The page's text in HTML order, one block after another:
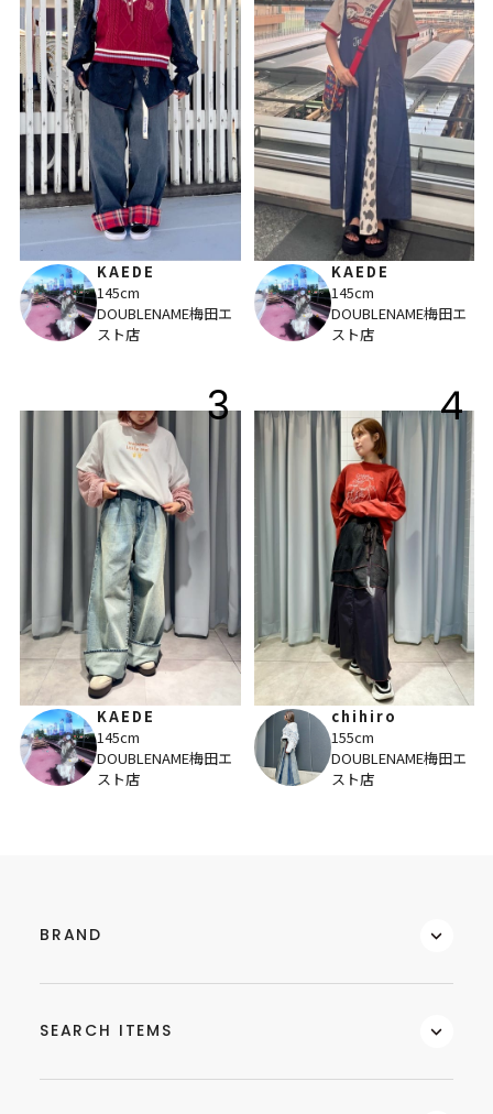
KAEDE
145cm
DOUBLENAME梅田エ
スト店
KAEDE
145cm
DOUBLENAME梅田エ
スト店
3
KAEDE
145cm
DOUBLENAME梅田エ
スト店
4
chihiro
155cm
DOUBLENAME梅田エ
スト店
BRAND
SEARCH ITEMS